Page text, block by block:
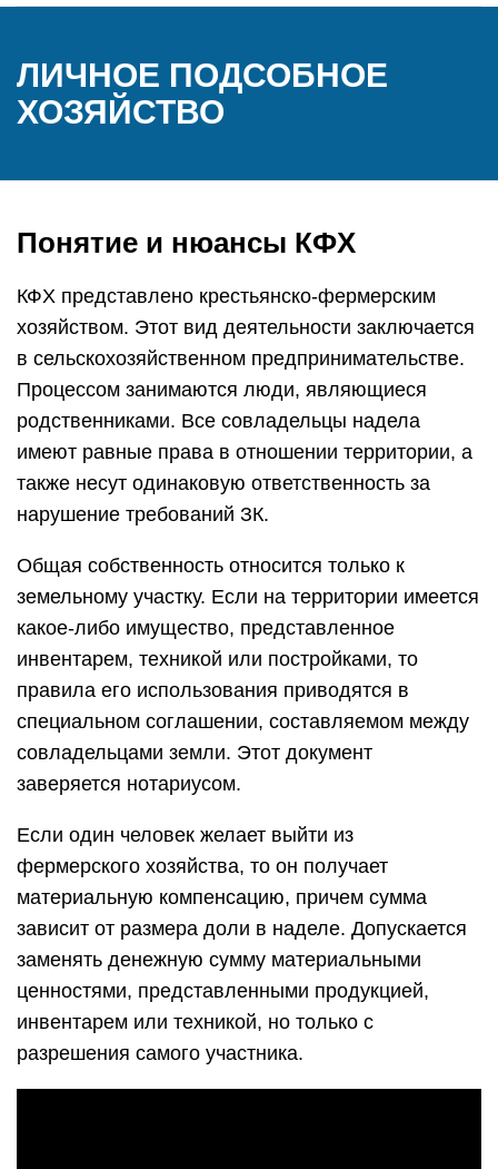
ЛИЧНОЕ ПОДСОБНОЕ
ХОЗЯЙСТВО
Понятие и нюансы КФХ
КФХ представлено крестьянско-фермерским
хозяйством. Этот вид деятельности заключается
в сельскохозяйственном предпринимательстве.
Процессом занимаются люди, являющиеся
родственниками. Все совладельцы надела
имеют равные права в отношении территории, а
также несут одинаковую ответственность за
нарушение требований ЗК.
Общая собственность относится только к
земельному участку. Если на территории имеется
какое-либо имущество, представленное
инвентарем, техникой или постройками, то
правила его использования приводятся в
специальном соглашении, составляемом между
совладельцами земли. Этот документ
заверяется нотариусом.
Если один человек желает выйти из
фермерского хозяйства, то он получает
материальную компенсацию, причем сумма
зависит от размера доли в наделе. Допускается
заменять денежную сумму материальными
ценностями, представленными продукцией,
инвентарем или техникой, но только с
разрешения самого участника.